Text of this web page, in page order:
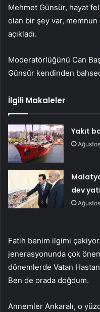
Mehmet Günsür, hayat
olan bir şey var,
açıkladı.
Moderatörlüğünü Can
Günsür kendinden
İlgili Makaleler
Yakıt
dev
Fatih benim ilgimi
jenerasyonunda çok
dönemlerde Vatan
Ben de orada doğdum.
Annemler Ankaralı, o